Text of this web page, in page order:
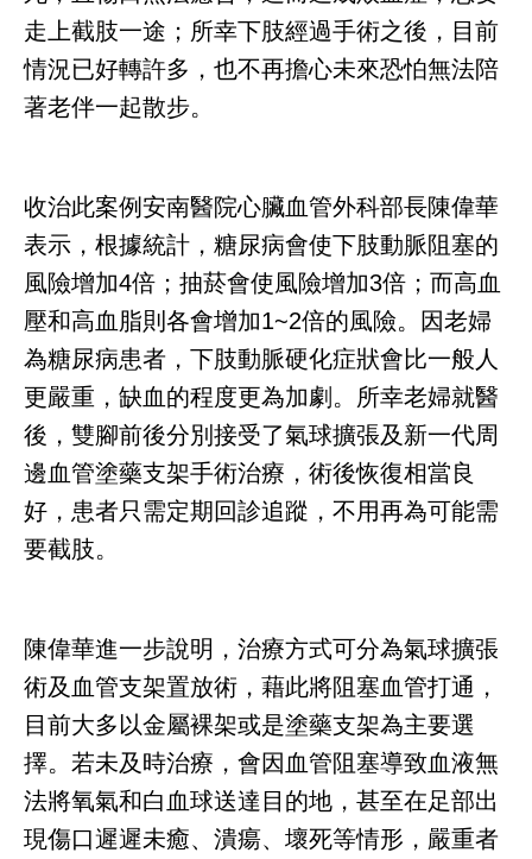
走上截肢一途；所幸下肢經過手術之後，目前
情況已好轉許多，也不再擔心未來恐怕無法陪
著老伴一起散步。
收治此案例安南醫院心臟血管外科部長陳偉華
表示，根據統計，糖尿病會使下肢動脈阻塞的
風險增加4倍；抽菸會使風險增加3倍；而高血
壓和高血脂則各會增加1~2倍的風險。因老婦
為糖尿病患者，下肢動脈硬化症狀會比一般人
更嚴重，缺血的程度更為加劇。所幸老婦就醫
後，雙腳前後分別接受了氣球擴張及新一代周
邊血管塗藥支架手術治療，術後恢復相當良
好，患者只需定期回診追蹤，不用再為可能需
要截肢。
陳偉華進一步說明，治療方式可分為氣球擴張
術及血管支架置放術，藉此將阻塞血管打通，
目前大多以金屬裸架或是塗藥支架為主要選
擇。若未及時治療，會因血管阻塞導致血液無
法將氧氣和白血球送達目的地，甚至在足部出
現傷口遲遲未癒、潰瘍、壞死等情形，嚴重者